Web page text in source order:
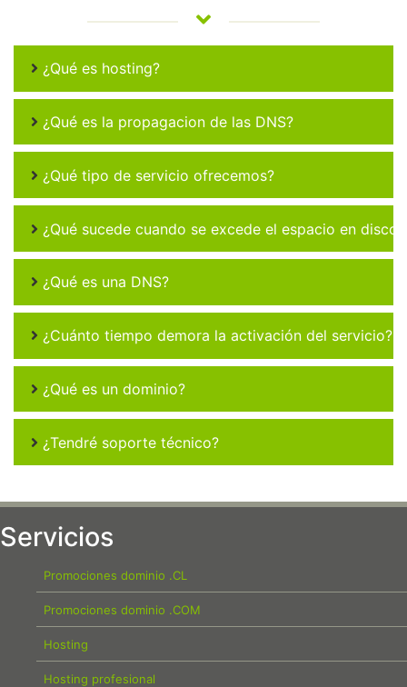
¿Qué es hosting?
¿Qué es la propagacion de las DNS?
¿Qué tipo de servicio ofrecemos?
¿Qué sucede cuando se excede el espacio en disco
¿Qué es una DNS?
¿Cuánto tiempo demora la activación del servicio?
¿Qué es un dominio?
¿Tendré soporte técnico?
Servicios
Promociones dominio .CL
Promociones dominio .COM
Hosting
Hosting profesional